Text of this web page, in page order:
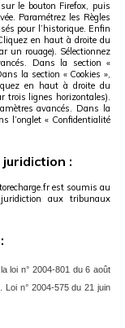
le bouton Firefox, puis
Paramétrez les Règles
pour l’historique. Enfin
en haut à droite du
un rouage). Sélectionnez
Dans la section «
la section « Cookies »,
en haut à droite du
trois lignes horizontales).
avancés. Dans la
l’onglet « Confidentialité
:
est soumis au
aux tribunaux
loi n° 2004-801 du 6 août
Loi n° 2004-575 du 21 juin